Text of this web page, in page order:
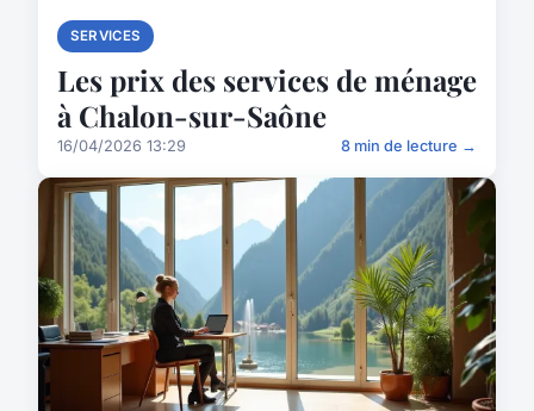
SERVICES
Les prix des services de ménage
à Chalon-sur-Saône
16/04/2026 13:29 8 min de lecture →